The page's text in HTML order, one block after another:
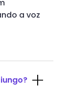
a voz